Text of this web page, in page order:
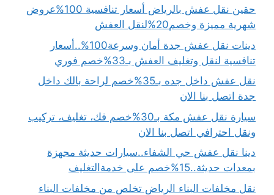
حقين نقل عفش بالرياض أسعار تنافسية 100%عروض
شهرية مميزة وخصم20%لنقل العفش
دينات نقل عفش جدة أمان وسرعة100%..أسعار
تنافسية لنقل وتغليف العفش بـ33%خصم فوري
نقل عفش داخل جده بـ35%خصم لراحة بالك داخل
جدة اتصل بنا الان
سيارة نقل عفش مكة بـ30%خصم فك، تغليف، تركيب
ونقل احترافي اتصل بنا الان
دينا نقل عفش حي الشفاء..سيارات حديثة مجهزة
بمعدات حديثة..15%خصم على خدمةالتغليف
نقل مخلفات البناء الرياض تخلص من مخلفات البناء